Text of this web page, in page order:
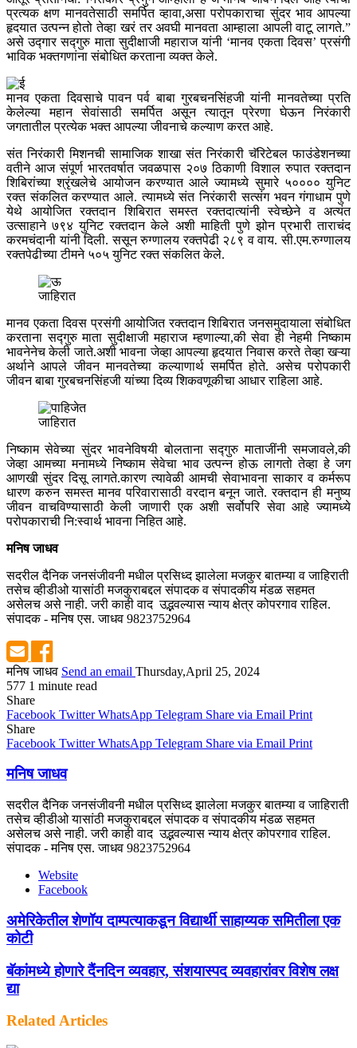
प्रत्यक क्षण मानवतेसाठी समर्पित व्हावा,असा परोपकाराचा सुंदर भाव आपल्या
हृदयात उत्पन्न होतो तेव्हा खरं तर अवघी मानवता आम्हाला आपली वाटू लागते.”
असे उद्गार सद्गुरु माता सुदीक्षाजी महाराज यांनी ‘मानव एकता दिवस’ प्रसंगी
भाविक भक्तगणांना संबोधित करताना व्यक्त केले.
मानव एकता दिवसाचे पावन पर्व बाबा गुरबचनसिंहजी यांनी मानवतेच्या प्रति
केलेल्या महान सेवांसाठी समर्पित असून त्यातून प्रेरणा घेऊन निरंकारी
जगतातील प्रत्येक भक्त आपल्या जीवनाचे कल्याण करत आहे.
संत निरंकारी मिशनची सामाजिक शाखा संत निरंकारी चॅरिटेबल फाउंडेशनच्या
वतीने आज संपूर्ण भारतवर्षात जवळपास २०७ ठिकाणी विशाल रुपात रक्तदान
शिबिरांच्या श्रृंखलेचे आयोजन करण्यात आले ज्यामध्ये सुमारे ५०००० युनिट
रक्त संकलित करण्यात आले. त्यामध्ये संत निरंकारी सत्संग भवन गंगाधाम पुणे
येथे आयोजित रक्तदान शिबिरात समस्त रक्तदात्यांनी स्वेच्छेने व अत्यंत
उत्साहाने ७९४ युनिट रक्तदान केले अशी माहिती पुणे झोन प्रभारी ताराचंद
करमचंदानी यांनी दिली. ससून रुग्णालय रक्तपेढी २८९ व वाय. सी.एम.रुग्णालय
रक्तपेढीच्या टीमने ५०५ युनिट रक्त संकलित केले.
जाहिरात
मानव एकता दिवस प्रसंगी आयोजित रक्तदान शिबिरात जनसमुदायाला संबोधित
करताना सद्गुरु माता सुदीक्षाजी महाराज म्हणाल्या,की सेवा ही नेहमी निष्काम
भावनेनेच केली जाते.अशी भावना जेव्हा आपल्या हृदयात निवास करते तेव्हा खऱ्या
अर्थाने आपले जीवन मानवतेच्या कल्याणार्थ समर्पित होते. असेच परोपकारी
जीवन बाबा गुरबचनसिंहजी यांच्या दिव्य शिकवणूकीचा आधार राहिला आहे.
जाहिरात
निष्काम सेवेच्या सुंदर भावनेविषयी बोलताना सद्गुरु माताजींनी समजावले,की
जेव्हा आमच्या मनामध्ये निष्काम सेवेचा भाव उत्पन्न होऊ लागतो तेव्हा हे जग
आणखी सुंदर दिसू लागते.कारण त्यावेळी आमची सेवाभावना साकार व कर्मरूप
धारण करुन समस्त मानव परिवारासाठी वरदान बनून जाते. रक्तदान ही मनुष्य
जीवन वाचविण्यासाठी केली जाणारी एक अशी सर्वोपरि सेवा आहे ज्यामध्ये
परोपकाराची नि:स्वार्थ भावना निहित आहे.
मनिष जाधव
सदरील दैनिक जनसंजीवनी मधील प्रसिध्द झालेला मजकुर बातम्या व जाहिराती
तसेच व्हीडीओ यासांठी मजकुराबद्दल संपादक व संपादकीय मंडळ सहमत
असेलच असे नाही. जरी काही वाद उद्भवल्यास न्याय क्षेत्र कोपरगाव राहिल.
संपादक - मनिष एस. जाधव 9823752964
मनिष जाधव Send an email Thursday,April 25, 2024
577 1 minute read
Share
Facebook Twitter WhatsApp Telegram Share via Email Print
Share
Facebook Twitter WhatsApp Telegram Share via Email Print
मनिष जाधव
सदरील दैनिक जनसंजीवनी मधील प्रसिध्द झालेला मजकुर बातम्या व जाहिराती
तसेच व्हीडीओ यासांठी मजकुराबद्दल संपादक व संपादकीय मंडळ सहमत
असेलच असे नाही. जरी काही वाद उद्भवल्यास न्याय क्षेत्र कोपरगाव राहिल.
संपादक - मनिष एस. जाधव 9823752964
Website
Facebook
अमेरिकेतील शेणॉय दाम्पत्याकडून विद्यार्थी साहाय्यक समितीला एक
कोटी
बॅकांमध्ये होणारे दैंनदिन व्यवहार, संशयास्पद व्यवहारांवर विशेष लक्ष
द्या
Related Articles